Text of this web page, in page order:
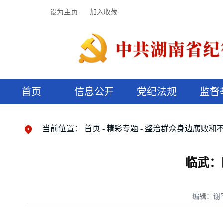
设为主页 加入收藏
首页 信息公开 党纪法规 监督
当前位置： 首页 精彩专题 整治群众身边腐败和
临武
编辑：谢